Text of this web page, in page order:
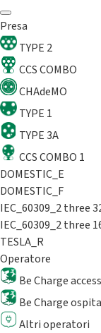
Presa
TYPE 2
CCS COMBO
CHAdeMO
TYPE 1
TYPE 3A
CCS COMBO 1
DOMESTIC_E
DOMESTIC_F
IEC_60309_2 three
IEC_60309_2 three
TESLA_R
Operatore
Be Charge
Be Charge
Altri operatori